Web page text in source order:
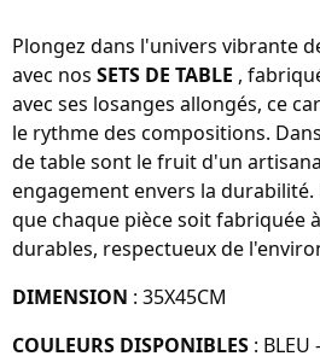
Plongez dans l'univers vibrante
avec nos SETS DE TABLE , f
avec ses losanges allongés, ce
le rythme des compositions.
de table sont le fruit d'un
engagement envers la durabilité.
que chaque pièce soit fabriquée
durables, respectueux de
DIMENSION : 35X45CM
COULEURS DISPONIBLES : BLEU